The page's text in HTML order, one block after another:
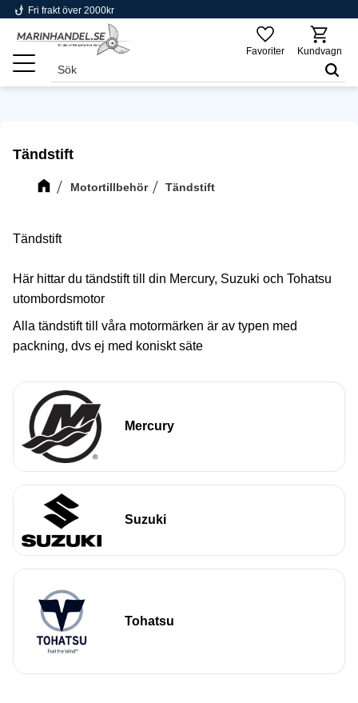
Meny
phishing Fri frakt över 2000kr
Favoriter Kundvagn
Tändstift
Motortillbehör Tändstift
Tändstift
Här hittar du tändstift till din Mercury, Suzuki och Tohatsu
utombordsmotor
Alla tändstift till våra motormärken är av typen med
packning, dvs ej med koniskt säte
Mercury
Suzuki
Tohatsu